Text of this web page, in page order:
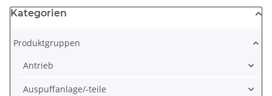
Kategorien
Produktgruppen
Antrieb
Auspuffanlage/-teile